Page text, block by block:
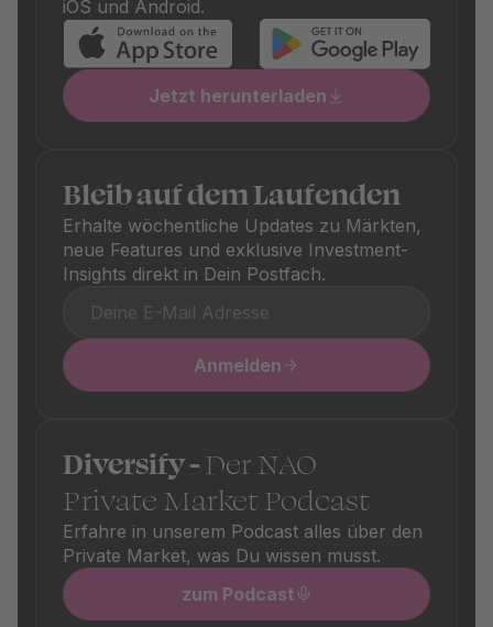
jeweiligen Produktdetails klar ersichtlich.
iOS und Android.
Jetzt herunterladen
Bleib auf dem Laufenden
Erhalte wöchentliche Updates zu Märkten,
neue Features und exklusive Investment-
Insights direkt in Dein Postfach.
Anmelden
Diversify -Der NAO
Private Market Podcast
Erfahre in unserem Podcast alles über den
Private Market, was Du wissen musst.
zum Podcast